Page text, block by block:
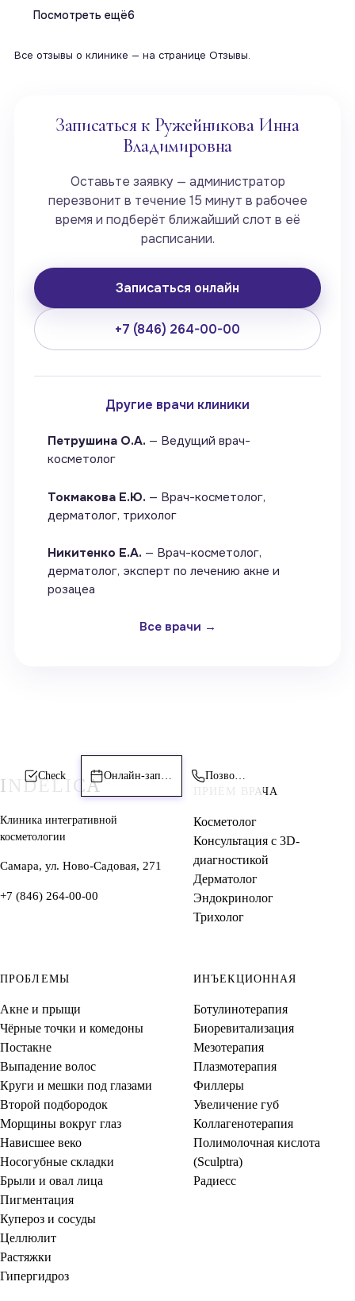
Посмотреть ещё6
Все отзывы о клинике — на странице Отзывы.
Записаться к Ружейникова Инна
Владимировна
Оставьте заявку — администратор
перезвонит в течение 15 минут в рабочее
время и подберёт ближайший слот в её
расписании.
Записаться онлайн
+7 (846) 264-00-00
Другие врачи клиники
Петрушина О.А. — Ведущий врач-
косметолог
Токмакова Е.Ю. — Врач-косметолог,
дерматолог, трихолог
Никитенко Е.А. — Врач-косметолог,
дерматолог, эксперт по лечению акне и
розацеа
Все врачи →
Check Онлайн-запись Позвонить
INDELICA
Клиника интегративной
косметологии
Самара, ул. Ново-Садовая, 271
+7 (846) 264-00-00
ПРИЁМ ВРАЧА
Косметолог
Консультация с 3D-
диагностикой
Дерматолог
Эндокринолог
Трихолог
ПРОБЛЕМЫ
Акне и прыщи
Чёрные точки и комедоны
Постакне
Выпадение волос
Круги и мешки под глазами
Второй подбородок
Морщины вокруг глаз
Нависшее веко
Носогубные складки
Брыли и овал лица
Пигментация
Купероз и сосуды
Целлюлит
Растяжки
Гипергидроз
ИНЪЕКЦИОННАЯ
Ботулинотерапия
Биоревитализация
Мезотерапия
Плазмотерапия
Филлеры
Увеличение губ
Коллагенотерапия
Полимолочная кислота
(Sculptra)
Радиесс